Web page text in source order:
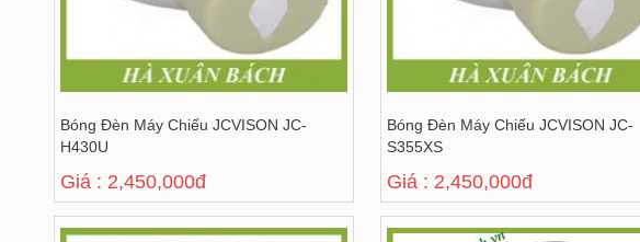
Bóng Đèn Máy Chiếu JCVISON JC-
H430U
Giá : 2,450,000đ
Bóng Đèn Máy Chiếu JCVISON JC-
S355XS
Giá : 2,450,000đ